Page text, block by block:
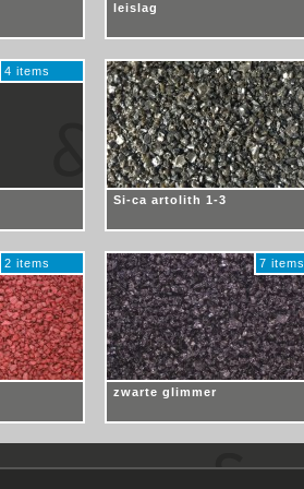
leislag
4 items
Si-­ca artolith 1-­3
2 items 7 items
zwarte glimmer